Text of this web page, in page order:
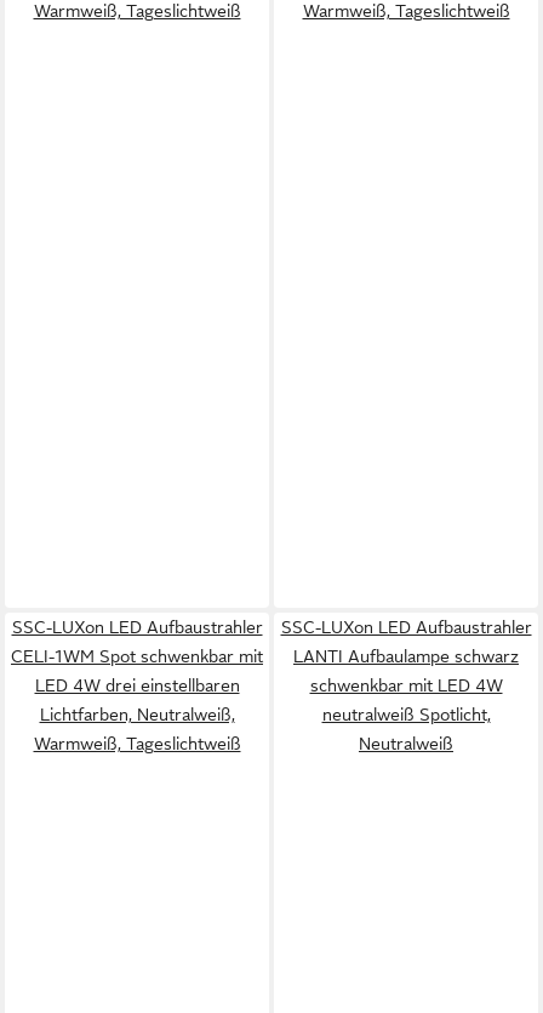
Warmweiß, Tageslichtweiß
Warmweiß, Tageslichtweiß
SSC-LUXon LED Aufbaustrahler
CELI-1WM Spot schwenkbar mit
LED 4W drei einstellbaren
Lichtfarben, Neutralweiß,
Warmweiß, Tageslichtweiß
SSC-LUXon LED Aufbaustrahler
LANTI Aufbaulampe schwarz
schwenkbar mit LED 4W
neutralweiß Spotlicht,
Neutralweiß